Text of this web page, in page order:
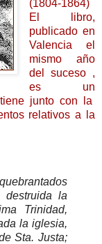
(1804-1864)
El libro,
publicado en
Valencia el
mismo año
del suceso ,
es un
junto con la
relativos a la
la
Trinidad,
la iglesia,
Sta. Justa;